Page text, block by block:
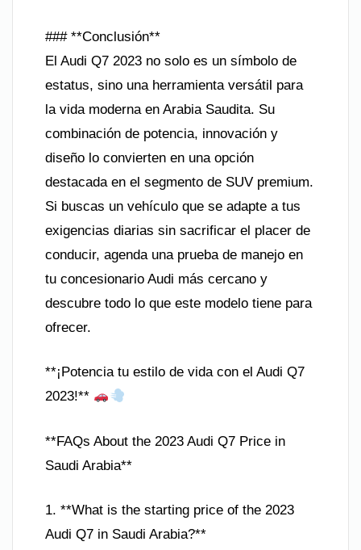
### **Conclusión**
El Audi Q7 2023 no solo es un símbolo de
estatus, sino una herramienta versátil para
la vida moderna en Arabia Saudita. Su
combinación de potencia, innovación y
diseño lo convierten en una opción
destacada en el segmento de SUV premium.
Si buscas un vehículo que se adapte a tus
exigencias diarias sin sacrificar el placer de
conducir, agenda una prueba de manejo en
tu concesionario Audi más cercano y
descubre todo lo que este modelo tiene para
ofrecer.
**¡Potencia tu estilo de vida con el Audi Q7
2023!**
**FAQs About the 2023 Audi Q7 Price in
Saudi Arabia**
1. **What is the starting price of the 2023
Audi Q7 in Saudi Arabia?**